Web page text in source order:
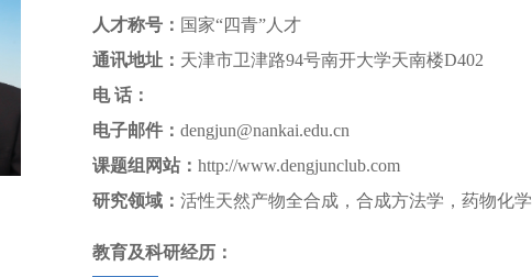
人才称号： 国家“四青”人才
通讯地址： 天津市卫津路94号南开大学天南楼D402
电 话：
电子邮件： dengjun@nankai.edu.cn
课题组网站： http://www.dengjunclub.com
研究领域： 活性天然产物全合成，合成方法学，药物化学
教育及科研经历：